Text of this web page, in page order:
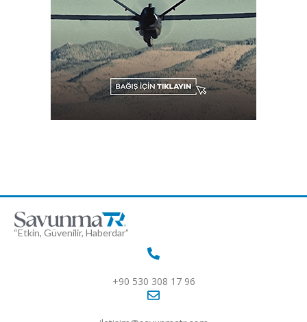
“Etkin, Güvenilir, Haberdar”
+90 530 308 17 96